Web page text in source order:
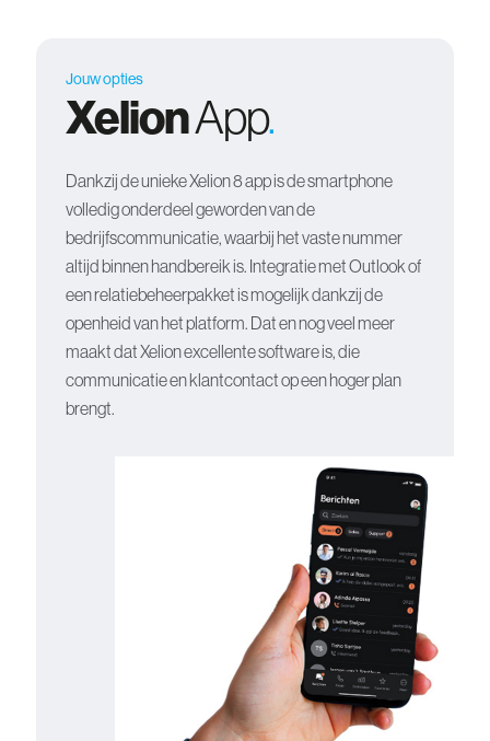
Jouw opties
XelionApp.
Dankzij de unieke Xelion 8 app is de smartphone
volledig onderdeel geworden van de
bedrijfscommunicatie, waarbij het vaste nummer
altijd binnen handbereik is. Integratie met Outlook of
een relatiebeheerpakket is mogelijk dankzij de
openheid van het platform. Dat en nog veel meer
maakt dat Xelion excellente software is, die
communicatie en klantcontact op een hoger plan
brengt.